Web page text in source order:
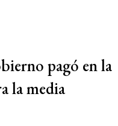
pagó en la
la media